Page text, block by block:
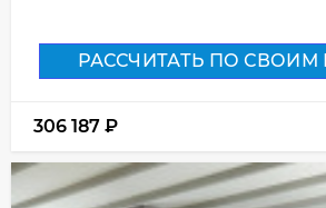
РАССЧИТАТЬ ПО СВОИМ
306 187 ₽